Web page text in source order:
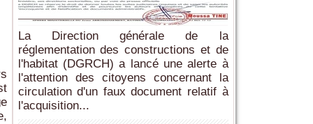
La Direction générale de la
réglementation des constructions et de
l'habitat (DGRCH) a lancé une alerte à
l'attention des citoyens concernant la
circulation d'un faux document relatif à
l'acquisition...